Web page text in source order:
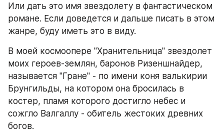
Или дать это имя звездолету в фантастическом
романе. Если доведется и дальше писать в этом
жанре, буду иметь это в виду.
В моей космоопере "Хранительница" звездолет
моих героев-землян, баронов Ризеншнайдер,
называется "Гране" - по имени коня валькирии
Брунгильды, на котором она бросилась в
костер, пламя которого достигло небес и
сожгло Валгаллу - обитель жестоких древних
богов.